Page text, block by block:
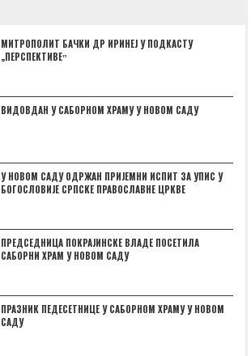
МИТРОПОЛИТ БАЧКИ ДР ИРИНЕЈ У ПОДКАСТУ
„ПЕРСПЕКТИВЕˮ
ВИДОВДАН У САБОРНОМ ХРАМУ У НОВОМ САДУ
У НОВОМ САДУ ОДРЖАН ПРИЈЕМНИ ИСПИТ ЗА УПИС У
БОГОСЛОВИЈЕ СРПСКЕ ПРАВОСЛАВНЕ ЦРКВЕ
ПРЕДСЕДНИЦА ПОКРАЈИНСКЕ ВЛАДЕ ПОСЕТИЛА
САБОРНИ ХРАМ У НОВОМ САДУ
ПРАЗНИК ПЕДЕСЕТНИЦЕ У САБОРНОМ ХРАМУ У НОВОМ
САДУ